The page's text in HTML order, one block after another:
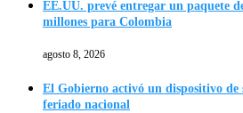
EE.UU. prevé entregar un paquete
millones para Colombia
agosto 8, 2026
El Gobierno activó un dispositivo de
feriado nacional